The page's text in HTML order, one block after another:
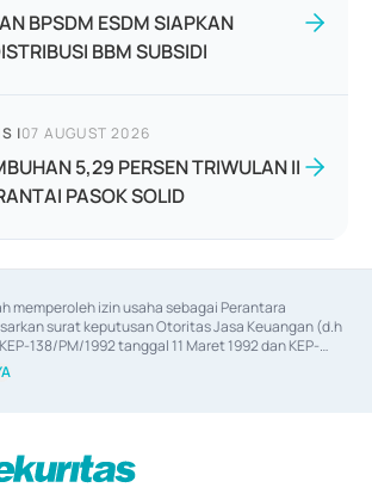
BPSDM ESDM SIAPKAN
BBM SUBSIDI
|07 AUGUST 2026
5,29 PERSEN TRIWULAN II
PASOK SOLID
memperoleh izin usaha sebagai Perantara
surat keputusan Otoritas Jasa Keuangan (d.h
138/PM/1992 tanggal 11 Maret 1992 dan KEP-
Februari 2014, izin usaha sebagai Penjamin Emisi
keputusan Otoritas Jasa Keuangan Nomor KEP-
Otoritas Jasa Keuangan Nomor S-
3 Februari 2017, dan beberapa izin usaha lainnya